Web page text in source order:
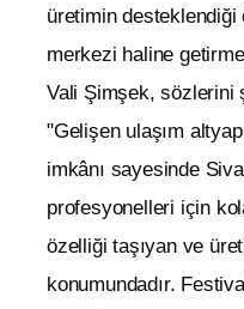
üretimin
merkezi haline
Vali Şimşek, sözlerini
"Gelişen ulaşım
imkânı sayesinde
profesyonelleri için
özelliği taşıyan ve
konumundadır.